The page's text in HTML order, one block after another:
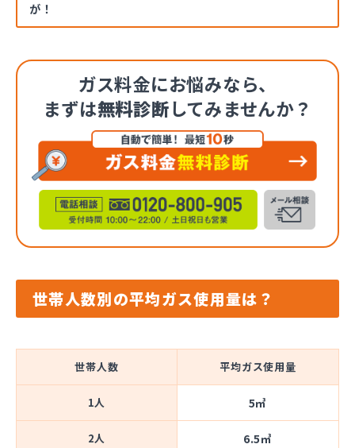
が！
ガス料金にお悩みなら、
まずは無料診断してみませんか？
世帯人数別の平均ガス使用量は？
世帯人数 平均ガス使用量
1人 5㎥
2人 6.5㎥